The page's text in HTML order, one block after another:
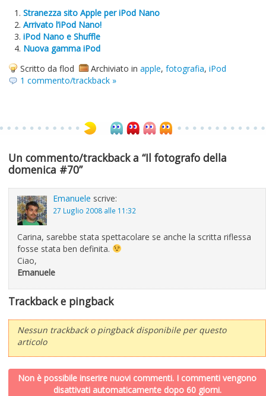
Stranezza sito Apple per iPod Nano
Arrivato l’iPod Nano!
iPod Nano e Shuffle
Nuova gamma iPod
Scritto da flod
Archiviato in apple, fotografia, iPod
1 commento/trackback »
Un commento/trackback a “Il fotografo della
domenica #70”
Emanuele scrive:
27 Luglio 2008 alle 11:32
Carina, sarebbe stata spettacolare se anche la scritta riflessa
fosse stata ben definita.
Ciao,
Emanuele
Trackback e pingback
Nessun trackback o pingback disponibile per questo
articolo
Non è possibile inserire nuovi commenti. I commenti vengono
disattivati automaticamente dopo 60 giorni.